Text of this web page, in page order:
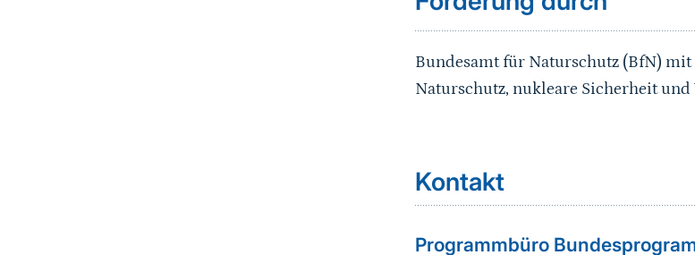
Bundesamt für Naturschutz (BfN)
Naturschutz, nukleare Sicherheit
Kontakt
Programmbüro